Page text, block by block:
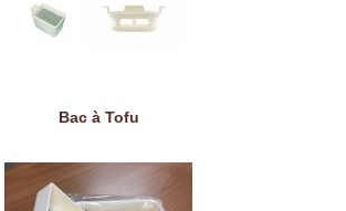
Bac à Tofu